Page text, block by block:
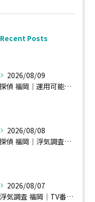
Recent Posts
2026/08/09
探偵 福岡｜運用可能な報告書②
2026/08/08
探偵 福岡｜浮気調査、諸状況、そして雑談へ
2026/08/07
浮気調査 福岡｜TV番組15分間の特集の時のお話①